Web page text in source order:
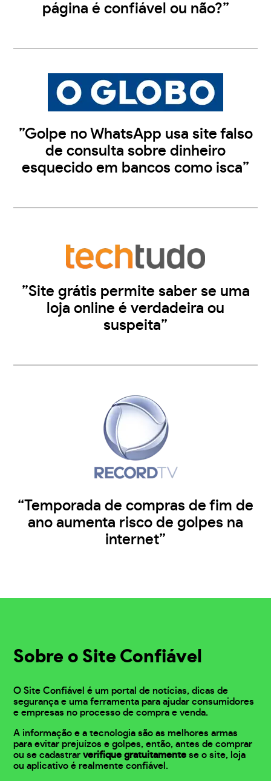
página é confiável ou não?”
”Golpe no WhatsApp usa site falso
de consulta sobre dinheiro
esquecido em bancos como isca”
”Site grátis permite saber se uma
loja online é verdadeira ou
suspeita”
“Temporada de compras de fim de
ano aumenta risco de golpes na
internet”
Sobre o Site Confiável
O Site Confiável é um portal de notícias, dicas de
segurança e uma ferramenta para ajudar consumidores
e empresas no processo de compra e venda.
A informação e a tecnologia são as melhores armas
para evitar prejuízos e golpes, então, antes de comprar
ou se cadastrarverifique gratuitamente se o site, loja
ou aplicativo é realmente confiável.